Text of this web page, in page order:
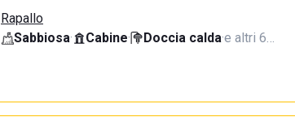
Rapallo
Sabbiosa· Cabine· Doccia calda·e altri 6…